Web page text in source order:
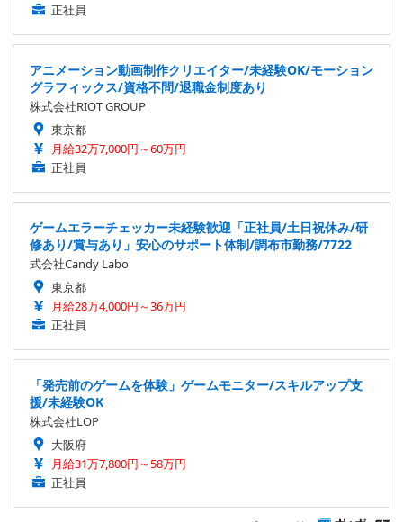
正社員
アニメーション動画制作クリエイター/未経験OK/モーション
グラフィックス/資格不問/退職金制度あり
株式会社RIOT GROUP
東京都
月給32万7,000円～60万円
正社員
ゲームエラーチェッカー未経験歓迎「正社員/土日祝休み/研
修あり/賞与あり」安心のサポート体制/調布市勤務/7722
式会社Candy Labo
東京都
月給28万4,000円～36万円
正社員
「発売前のゲームを体験」ゲームモニター/スキルアップ支
援/未経験OK
株式会社LOP
大阪府
月給31万7,800円～58万円
正社員